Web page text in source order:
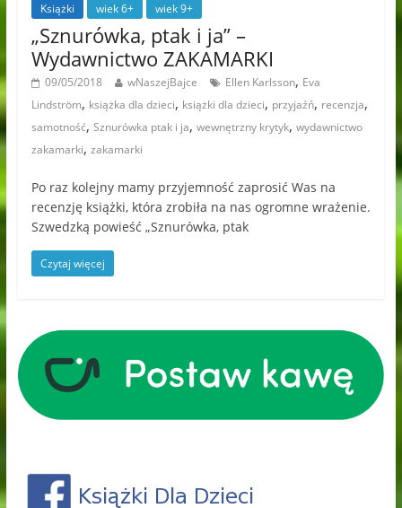
Książki wiek 6+ wiek 9+
„Sznurówka, ptak i ja” –
Wydawnictwo ZAKAMARKI
09/05/2018 wNaszejBajce Ellen Karlsson, Eva
Lindström, książka dla dzieci, książki dla dzieci, przyjaźń, recenzja,
samotność, Sznurówka ptak i ja, wewnętrzny krytyk, wydawnictwo
zakamarki, zakamarki
Po raz kolejny mamy przyjemność zaprosić Was na
recenzję książki, która zrobiła na nas ogromne wrażenie.
Szwedzką powieść „Sznurówka, ptak
Czytaj więcej